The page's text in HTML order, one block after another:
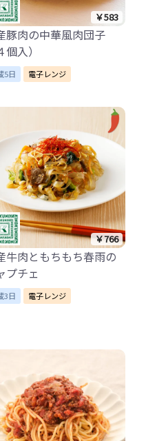
￥583
豚肉の中華風肉団子
個入）
5日 電子レンジ
￥766
牛肉ともちもち春雨の
プチェ
3日 電子レンジ